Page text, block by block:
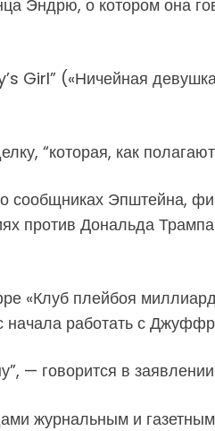
Эндрю, о котором она
Girl” («Ничейная
“которая, как
сообщниках Эпштейна,
против Дональда
«Клуб плейбоя
работать с
— говорится в
журнальным и